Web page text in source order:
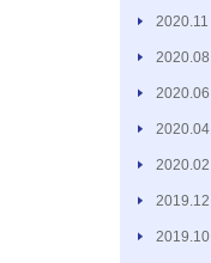
2020.11
2020.08
2020.06
2020.04
2020.02
2019.12
2019.10